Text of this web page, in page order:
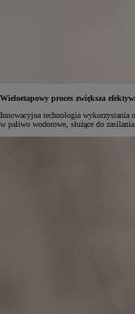
Wieloetapowy proces zwiększa
Innowacyjna technologia wykorzystania
w paliwo wodorowe, służące do